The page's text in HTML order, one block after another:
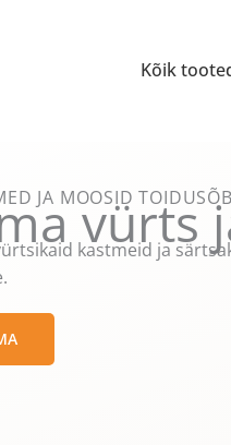
Kõik
JA MOOSIDvürts
kastmeid ja